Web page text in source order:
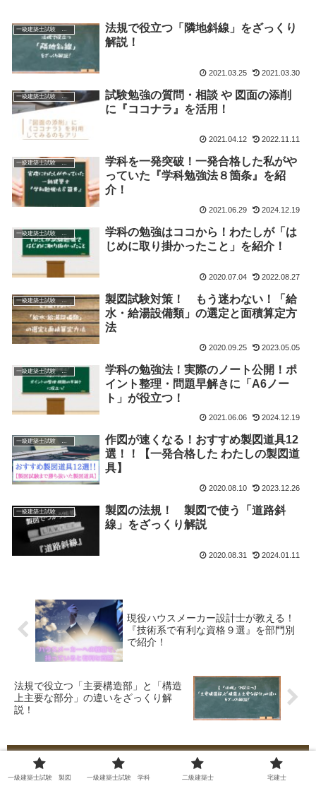
一級建築士試験 学科
法規で役立つ「隣地斜線」をざっくり
解説！
2021.03.25 2021.03.30
試験勉強の質問・相談 や 図面の添削
に『ココナラ』を活用！
2021.04.12 2022.11.11
一級建築士試験 学科
学科を一発突破！一発合格した私がや
っていた『学科勉強法８箇条』を紹
介！
2021.06.29 2024.12.19
一級建築士試験 学科
学科の勉強はココから！わたしが「は
じめに取り掛かったこと」を紹介！
2020.07.04 2022.08.27
一級建築士試験 製図
製図試験対策！ もう迷わない！「給
水・給湯設備類」の選定と面積算定方
法
2020.09.25 2023.05.05
一級建築士試験 学科
学科の勉強法！実際のノート公開！ポ
イント整理・問題早解きに「A6ノー
ト」が役立つ！
2021.06.06 2024.12.19
一級建築士試験 製図
作図が速くなる！おすすめ製図道具12
選！！【一発合格した わたしの製図道
具】
2020.08.10 2023.12.26
一級建築士試験 製図
製図の法規！ 製図で使う「道路斜
線」をざっくり解説
2020.08.31 2024.01.11
現役ハウスメーカー設計士が教える！
『技術系で有利な資格９選』を部門別
で紹介！
法規で役立つ「主要構造部」と「構造
上主要な部分」の違いをざっくり解
説！
一級建築士試験 製図 一級建築士試験 学科 二級建築士 宅建士